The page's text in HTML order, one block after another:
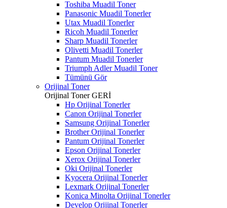
Toshiba Muadil Toner
Panasonic Muadil Tonerler
Utax Muadil Tonerler
Ricoh Muadil Tonerler
Sharp Muadil Tonerler
Olivetti Muadil Tonerler
Pantum Muadil Tonerler
Triumph Adler Muadil Toner
Tümünü Gör
Orijinal Toner
Orijinal TonerGERİ
Hp Orijinal Tonerler
Canon Orijinal Tonerler
Samsung Orijinal Tonerler
Brother Orijinal Tonerler
Pantum Orijinal Tonerler
Epson Orijinal Tonerler
Xerox Orijinal Tonerler
Oki Orijinal Tonerler
Kyocera Orijinal Tonerler
Lexmark Orijinal Tonerler
Konica Minolta Orijinal Tonerler
Develop Orijinal Tonerler